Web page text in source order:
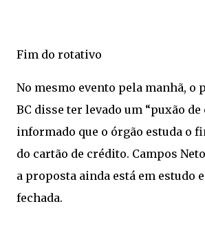
Fim do rotativo
No mesmo evento pela manhã, o
BC disse ter levado um “puxão
informado que o órgão estuda o
do cartão de crédito. Campos
a proposta ainda está em estudo
fechada.